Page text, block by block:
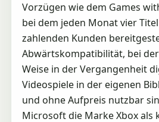
Vorzügen wie dem Games
bei dem jeden Monat vier
zahlenden Kunden
Abwärtskompatibilität, bei
Weise in der Vergangenheit
Videospiele in der eigenen
und ohne Aufpreis nutzbar
Microsoft die Marke Xbox